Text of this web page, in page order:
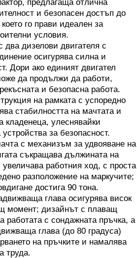
предлагаща отлична
и безопасен достъп до
го прави идеален за
условия.
два дизелови двигателя с
осигурява силна и
Дори ако единият двигател
да продължи да работи,
и безопасна работа.
на рамката с успоредно
стабилността на мачтата и
кладенеца, улеснявайки
за безопасност.
с механизъм за удвояване на
съкращава дължината на
увеличава работния ход, с проста
разположение на маркучите;
достига 90 тона.
глава осигурява висок
момент; дизайнът с плаващ
работата с сондажната пръчка, а
глава (до 80 градуса)
на пръчките и намалява
труда.